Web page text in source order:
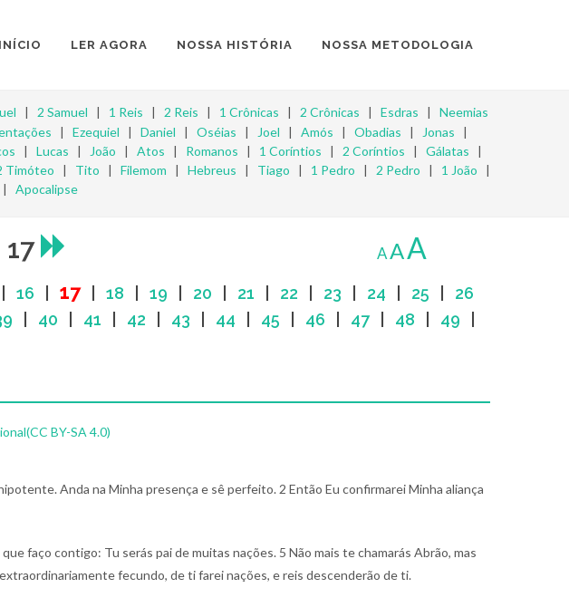
INÍCIO LER AGORA NOSSA HISTÓRIA NOSSA METODOLOGIA
| 2 Samuel | 1 Reis | 2 Reis | 1 Crônicas | 2 Crônicas | Esdras | Neemias
| Ezequiel | Daniel | Oséias | Joel | Amós | Obadias | Jonas |
| Lucas | João | Atos | Romanos | 1 Coríntios | 2 Coríntios | Gálatas |
Timóteo | Tito | Filemom | Hebreus | Tiago | 1 Pedro | 2 Pedro | 1 João |
| Apocalipse
AAA
16 17| 18 19 20 21 22 23 24 25
26
40 41 42 43 44 45 46 47| 48 49
BY-SA 4.0)
Anda na Minha presença e sê perfeito. 2 Então Eu confirmarei Minha aliança
faço contigo: Tu serás pai de muitas nações. 5 Não mais te chamarás Abrão, mas
fecundo, de ti farei nações, e reis descenderão de ti.